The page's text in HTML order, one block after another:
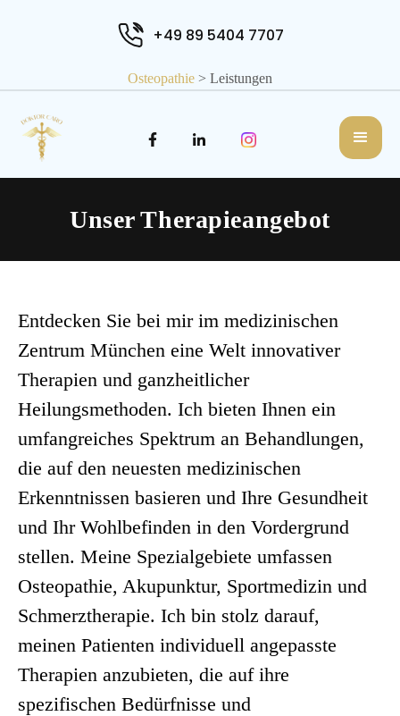
+49 89 5404 7707
Osteopathie > Leistungen
Unser Therapieangebot
Entdecken Sie bei mir im medizinischen
Zentrum München eine Welt innovativer
Therapien und ganzheitlicher
Heilungsmethoden. Ich bieten Ihnen ein
umfangreiches Spektrum an Behandlungen,
die auf den neuesten medizinischen
Erkenntnissen basieren und Ihre Gesundheit
und Ihr Wohlbefinden in den Vordergrund
stellen. Meine Spezialgebiete umfassen
Osteopathie, Akupunktur, Sportmedizin und
Schmerztherapie. Ich bin stolz darauf,
meinen Patienten individuell angepasste
Therapien anzubieten, die auf ihre
spezifischen Bedürfnisse und